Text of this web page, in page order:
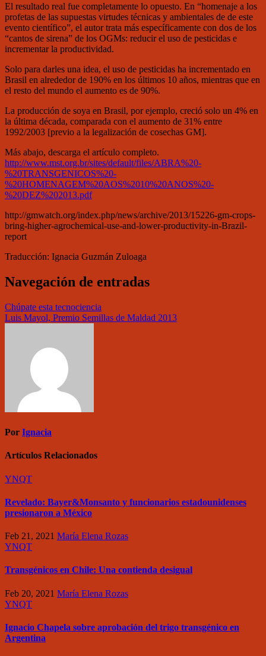
El resultado real fue completamente lo opuesto. En “homenaje a los
profetas de las supuestas virtudes técnicas y ambientales de de este
evento científico”, el autor trata más específicamente con dos de los
“cantos de sirena” de los OGMs: reducir el uso de pesticidas e
incrementar la productividad.
Solo para darles una idea, el uso de pesticidas ha incrementado en
Brasil en alrededor de 190% en los últimos 10 años, mientras que en
el resto del mundo el aumento es de 90%.
La producción de soya en Brasil, por ejemplo, creció solo un 4% en
la última década, comparada con el aumento de 31% entre
1992/2003 [previo a la legalización de cosechas GM].
Más abajo, descarga el artículo completo.
http://www.mst.org.br/sites/default/files/ABRA%20-
%20TRANSGENICOS%20-
%20HOMENAGEM%20AOS%2010%20ANOS%20-
%20DEZ%202013.pdf
http://gmwatch.org/index.php/news/archive/2013/15226-gm-crops-
bring-higher-agrochemical-use-and-lower-productivity-in-Brazil-
report
Traducción: Ignacia Guzmán Zuloaga
Navegación de entradas
Chúpate esta tecnociencia
Luis Mayol, Premio Semillas de Maldad 2013
Por Ignacia
Artículos Relacionados
YNQT
Revelado: Bayer&Monsanto y funcionarios estadounidenses
presionaron a México
Feb 21, 2021 María Elena Rozas
YNQT
Transgénicos en Chile: Una contienda desigual
Feb 20, 2021 María Elena Rozas
YNQT
Ignacio Chapela sobre aprobación del trigo transgénico en
Argentina